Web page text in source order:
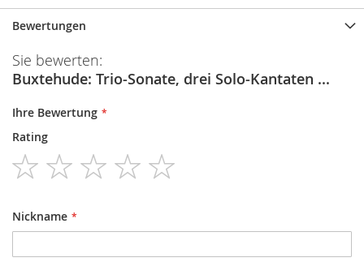
Bewertungen
Sie bewerten:
Buxtehude: Trio-Sonate, drei Solo-Kantaten ...
Ihre Bewertung
Rating
1
star
2
stars
3
stars
4
stars
Nickname